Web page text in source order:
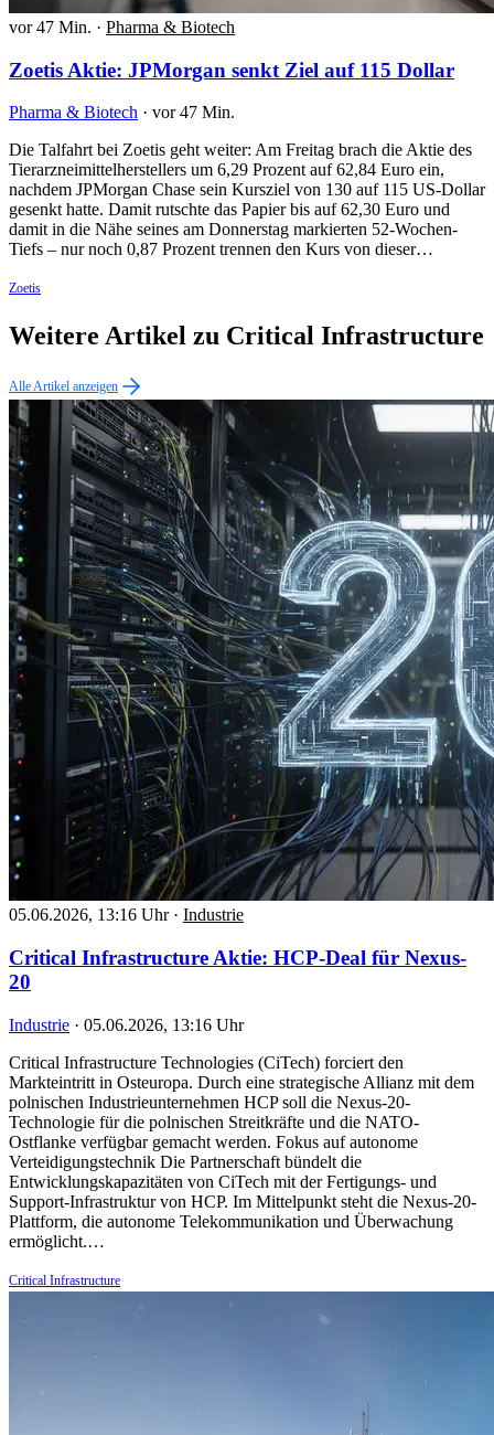
vor 47 Min. · Pharma & Biotech
Zoetis Aktie: JPMorgan senkt Ziel auf 115 Dollar
Pharma & Biotech · vor 47 Min.
Die Talfahrt bei Zoetis geht weiter: Am Freitag brach die Aktie des
Tierarzneimittelherstellers um 6,29 Prozent auf 62,84 Euro ein,
nachdem JPMorgan Chase sein Kursziel von 130 auf 115 US-Dollar
gesenkt hatte. Damit rutschte das Papier bis auf 62,30 Euro und
damit in die Nähe seines am Donnerstag markierten 52-Wochen-
Tiefs – nur noch 0,87 Prozent trennen den Kurs von dieser…
Zoetis
Weitere Artikel zu Critical Infrastructure
Alle Artikel anzeigen
05.06.2026, 13:16 Uhr · Industrie
Critical Infrastructure Aktie: HCP-Deal für Nexus-
20
Industrie · 05.06.2026, 13:16 Uhr
Critical Infrastructure Technologies (CiTech) forciert den
Markteintritt in Osteuropa. Durch eine strategische Allianz mit dem
polnischen Industrieunternehmen HCP soll die Nexus-20-
Technologie für die polnischen Streitkräfte und die NATO-
Ostflanke verfügbar gemacht werden. Fokus auf autonome
Verteidigungstechnik Die Partnerschaft bündelt die
Entwicklungskapazitäten von CiTech mit der Fertigungs- und
Support-Infrastruktur von HCP. Im Mittelpunkt steht die Nexus-20-
Plattform, die autonome Telekommunikation und Überwachung
ermöglicht.…
Critical Infrastructure